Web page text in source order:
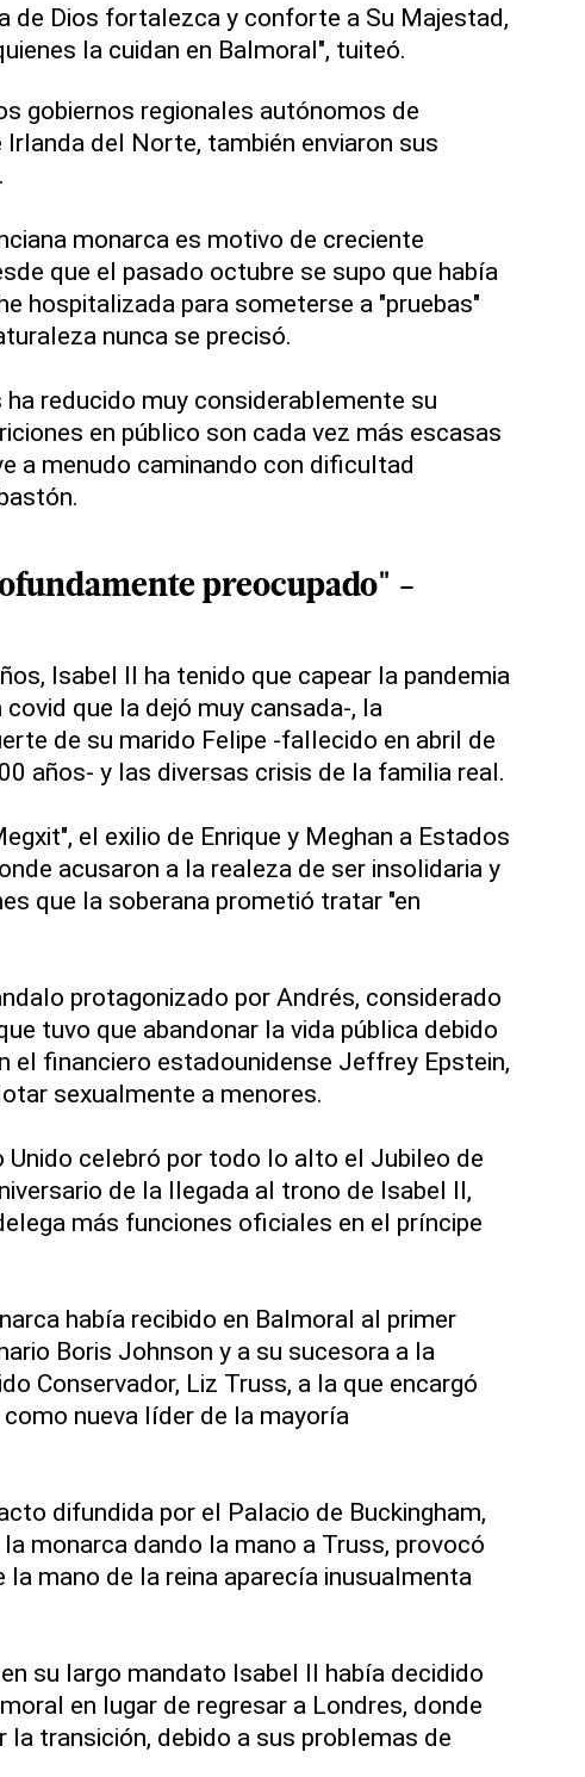
de Dios fortalezca y conforte a Su Majestad,
la cuidan en Balmoral", tuiteó.
gobiernos regionales autónomos de
Irlanda del Norte, también enviaron sus
monarca es motivo de creciente
que el pasado octubre se supo que había
hospitalizada para someterse a "pruebas"
nunca se precisó.
ha reducido muy considerablemente su
en público son cada vez más escasas
a menudo caminando con dificultad
preocupado" -
Isabel II ha tenido que capear la pandemia
que la dejó muy cansada-, la
de su marido Felipe -fallecido en abril de
años- y las diversas crisis de la familia real.
el exilio de Enrique y Meghan a Estados
acusaron a la realeza de ser insolidaria y
que la soberana prometió tratar "en
protagonizado por Andrés, considerado
tuvo que abandonar la vida pública debido
el financiero estadounidense Jeffrey Epstein,
sexualmente a menores.
Unido celebró por todo lo alto el Jubileo de
de la llegada al trono de Isabel II,
más funciones oficiales en el príncipe
había recibido en Balmoral al primer
Boris Johnson y a su sucesora a la
Conservador, Liz Truss, a la que encargó
nueva líder de la mayoría
difundida por el Palacio de Buckingham,
la monarca dando la mano a Truss, provocó
la mano de la reina aparecía inusualmenta
su largo mandato Isabel II había decidido
en lugar de regresar a Londres, donde
la transición, debido a sus problemas de